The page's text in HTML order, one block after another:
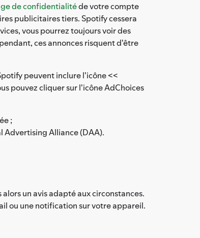
de confidentialitéde votre compte
publicitaires tiers. Spotify cessera
vous pourrez toujours voir des
ces annonces risquent d'être
peuvent inclure l'icône <<
pouvez cliquer sur l'icône AdChoices
;
Advertising Alliance (DAA).
un avis adapté aux circonstances.
ou une notification sur votre appareil.